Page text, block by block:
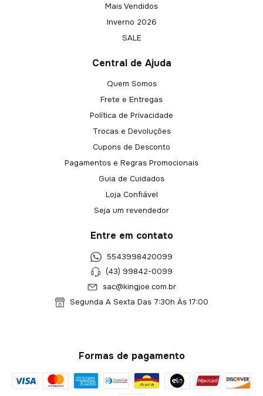
Mais Vendidos
Inverno 2026
SALE
Central de Ajuda
Quem Somos
Frete e Entregas
Política de Privacidade
Trocas e Devoluções
Cupons de Desconto
Pagamentos e Regras Promocionais
Guia de Cuidados
Loja Confiável
Seja um revendedor
Entre em contato
5543998420099
(43) 99842-0099
sac@kingjoe.com.br
Segunda A Sexta Das 7:30h Às 17:00
Formas de pagamento